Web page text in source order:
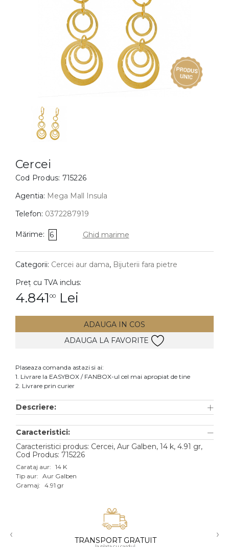
BIJUTERII COPII
Cercei
Bratari
Coliere
Lanturi
Pandantive
DIAMANTE Vezi toate
Cercei
Accesorii
Aur alb
Aur roz
Aur mixt
18K
Cercei
Cod Produs: 715226
Agentia: Mega Mall Insula
Telefon: 0372287919
Mărime: 6 Ghid marime
Categorii: Cercei aur dama, Bijuterii fara pietre
Preț cu TVA inclus:
4.841 00 Lei
ADAUGA IN COS
ADAUGA LA FAVORITE
Plaseaza comanda astazi si ai:
1. Livrare la EASYBOX / FANBOX-ul cel mai apropiat de tine
2. Livrare prin curier
Descriere:
Caracteristici:
Caracteristici produs: Cercei, Aur Galben, 14 k, 4.91 gr,
Cod Produs: 715226
Carataj aur: 14 K
Tip aur: Aur Galben
Gramaj: 4.91 gr
‹ TRANSPORT GRATUIT ›